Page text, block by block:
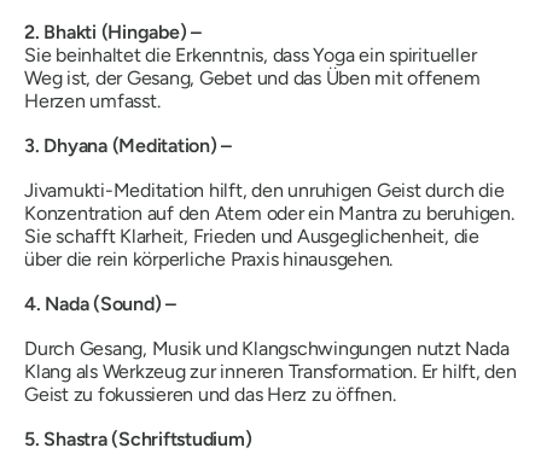
2. Bhakti (Hingabe) –
Sie beinhaltet die Erkenntnis, dass Yoga ein spiritueller
Weg ist, der Gesang, Gebet und das Üben mit offenem
Herzen umfasst.
3. Dhyana (Meditation) –
Jivamukti-Meditation hilft, den unruhigen Geist durch die
Konzentration auf den Atem oder ein Mantra zu beruhigen.
Sie schafft Klarheit, Frieden und Ausgeglichenheit, die
über die rein körperliche Praxis hinausgehen.
4. Nada (Sound) –
Durch Gesang, Musik und Klangschwingungen nutzt Nada
Klang als Werkzeug zur inneren Transformation. Er hilft, den
Geist zu fokussieren und das Herz zu öffnen.
5. Shastra (Schriftstudium)